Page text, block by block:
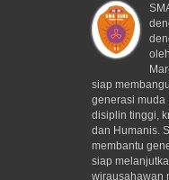
siap
generasi muda
disiplin tinggi,
dan Humanis.
membantu
siap
wirausahawan